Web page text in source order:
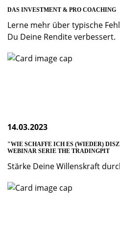
DAS INVESTMENT & PRO COACHING
Lerne mehr über typische
Du Deine Rendite verbessert.
14.03.2023
"WIE SCHAFFE ICH ES (WIEDER)
WEBINAR SERIE THE TRADINGPIT
Stärke Deine Willenskraft